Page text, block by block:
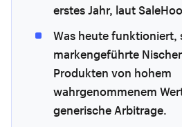
erstes Jahr, laut
Was heute funktioniert,
markengeführte
Produkten von hohem
wahrgenommenem
generische Arbitrage.